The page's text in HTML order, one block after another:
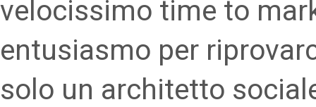
velocissimo time to
entusiasmo per
solo un architetto